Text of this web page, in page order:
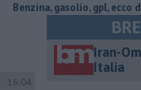
gpl, ecco dove risparmiare
16:04
Iran-
Italia